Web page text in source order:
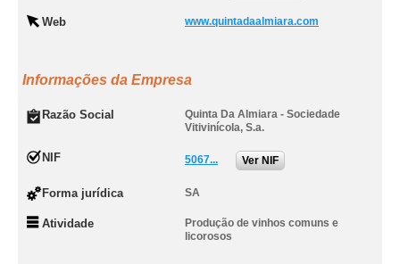
Web www.quintadaalmiara.com
Informações da Empresa
Razão Social
Quinta Da Almiara - Sociedade
Vitivinícola, S.a.
NIF 5067... Ver NIF
Forma jurídica SA
Atividade
Produção de vinhos comuns e
licorosos